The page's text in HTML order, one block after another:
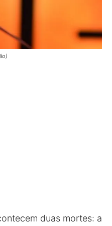
duas mortes: a